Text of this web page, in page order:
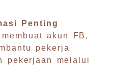
Penting
akun FB,
pekerja
pekerjaan melalui